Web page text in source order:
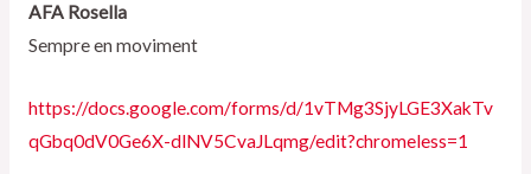
AFA Rosella
Sempre en moviment
https://docs.google.com/forms/d/1vTMg3SjyLGE3XakTv
qGbq0dV0Ge6X-dlNV5CvaJLqmg/edit?chromeless=1